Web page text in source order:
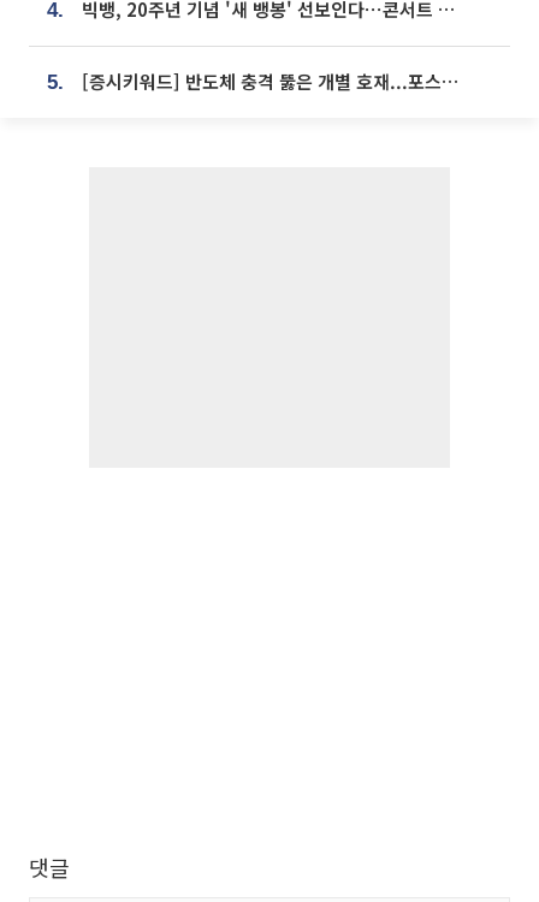
4. 빅뱅, 20주년 기념 '새 뱅봉' 선보인다⋯콘서트 앞두고 팝업 개최
5. [증시키워드] 반도체 충격 뚫은 개별 호재...포스코퓨처엠·에코프로·한화솔루션 '눈길'
댓글